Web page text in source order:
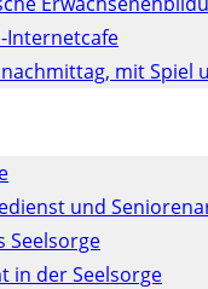
Internetcafe
mit Spiel
und
Seelsorge
in der Seelsorge